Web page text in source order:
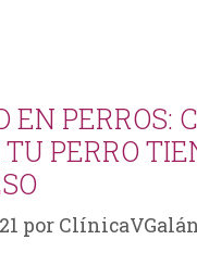
EN PERROS:
PERRO
por